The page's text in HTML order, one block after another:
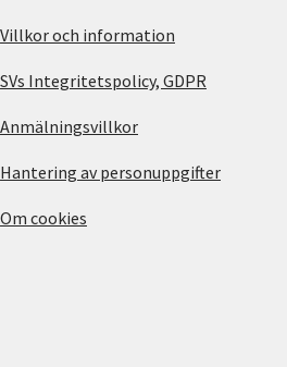
Villkor och information
SVs Integritetspolicy, GDPR
Anmälningsvillkor
Hantering av personuppgifter
Om cookies